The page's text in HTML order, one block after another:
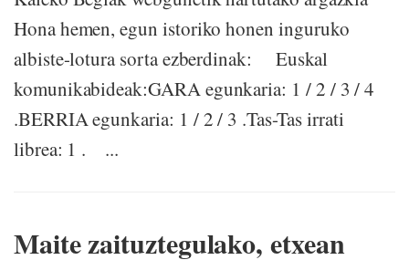
Hona hemen, egun istoriko honen inguruko
albiste-lotura sorta ezberdinak: Euskal
komunikabideak:GARA egunkaria: 1 / 2 / 3 / 4
.BERRIA egunkaria: 1 / 2 / 3 .Tas-Tas irrati
librea: 1 . ...
Maite zaituztegulako, etxean